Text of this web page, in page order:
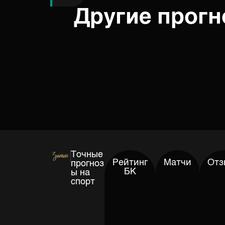
Другие
Точные
прогноз
ы на
спорт
Рейтинг
БК
Матчи